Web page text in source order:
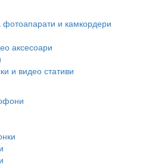
фотоапарати и камкордери
аксесоари
и видео стативи